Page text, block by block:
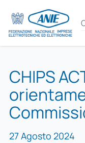
CHIPS
27 Agosto 2024